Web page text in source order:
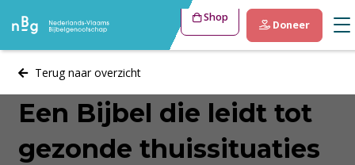
Shop
Doneer
Terug naar overzicht
Een Bijbel die leidt tot
gezonde thuissituaties